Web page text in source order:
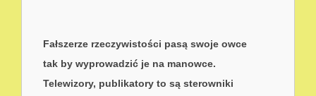
Fałszerze rzeczywistości pasą swoje owce
tak by wyprowadzić je na manowce.
Telewizory, publikatory to są sterowniki